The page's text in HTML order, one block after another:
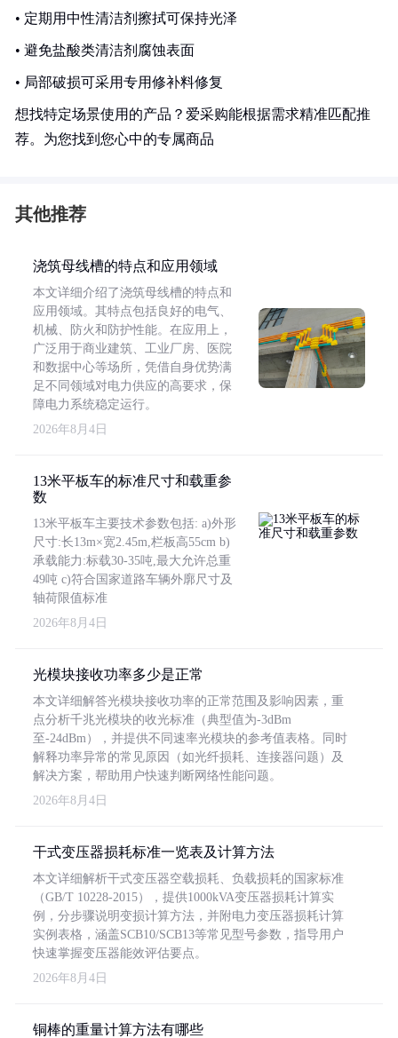
• 定期用中性清洁剂擦拭可保持光泽
• 避免盐酸类清洁剂腐蚀表面
• 局部破损可采用专用修补料修复
想找特定场景使用的产品？爱采购能根据需求精准匹配推
荐。为您找到您心中的专属商品
其他推荐
浇筑母线槽的特点和应用领域
本文详细介绍了浇筑母线槽的特点和
应用领域。其特点包括良好的电气、
机械、防火和防护性能。在应用上，
广泛用于商业建筑、工业厂房、医院
和数据中心等场所，凭借自身优势满
足不同领域对电力供应的高要求，保
障电力系统稳定运行。
2026年8月4日
13米平板车的标准尺寸和载重参
数
13米平板车主要技术参数包括: a)外形
尺寸:长13m×宽2.45m,栏板高55cm b)
承载能力:标载30-35吨,最大允许总重
49吨 c)符合国家道路车辆外廓尺寸及
轴荷限值标准
2026年8月4日
光模块接收功率多少是正常
本文详细解答光模块接收功率的正常范围及影响因素，重
点分析千兆光模块的收光标准（典型值为-3dBm
至-24dBm），并提供不同速率光模块的参考值表格。同时
解释功率异常的常见原因（如光纤损耗、连接器问题）及
解决方案，帮助用户快速判断网络性能问题。
2026年8月4日
干式变压器损耗标准一览表及计算方法
本文详细解析干式变压器空载损耗、负载损耗的国家标准
（GB/T 10228-2015），提供1000kVA变压器损耗计算实
例，分步骤说明变损计算方法，并附电力变压器损耗计算
实例表格，涵盖SCB10/SCB13等常见型号参数，指导用户
快速掌握变压器能效评估要点。
2026年8月4日
铜棒的重量计算方法有哪些